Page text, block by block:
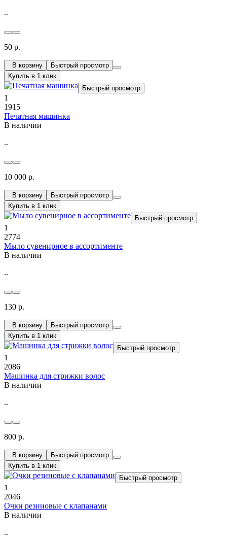
..
50 р.
В корзину
Быстрый просмотр
Купить в 1 клик
Быстрый просмотр
1
1915
Печатная машинка
В наличии
..
10 000 р.
В корзину
Быстрый просмотр
Купить в 1 клик
Быстрый просмотр
1
2774
Мыло сувенирное в ассортименте
В наличии
..
130 р.
В корзину
Быстрый просмотр
Купить в 1 клик
Быстрый просмотр
1
2086
Машинка для стрижки волос
В наличии
..
800 р.
В корзину
Быстрый просмотр
Купить в 1 клик
Быстрый просмотр
1
2046
Очки резиновые с клапанами
В наличии
..